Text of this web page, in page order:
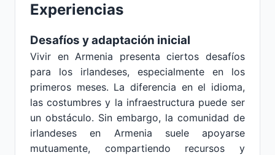
Experiencias
Desafíos y adaptación inicial
Vivir en Armenia presenta ciertos desafíos
para los irlandeses, especialmente en los
primeros meses. La diferencia en el idioma,
las costumbres y la infraestructura puede ser
un obstáculo. Sin embargo, la comunidad de
irlandeses en Armenia suele apoyarse
mutuamente, compartiendo recursos y